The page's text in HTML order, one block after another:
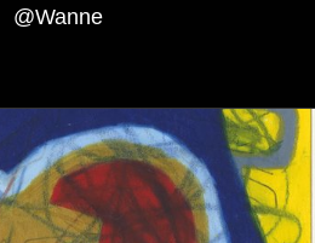
@Wanne